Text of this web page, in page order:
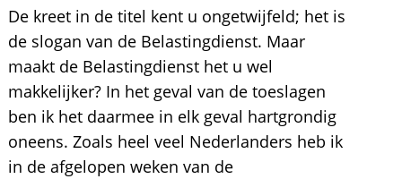
De kreet in de titel kent u ongetwijfeld; het is
de slogan van de Belastingdienst. Maar
maakt de Belastingdienst het u wel
makkelijker? In het geval van de toeslagen
ben ik het daarmee in elk geval hartgrondig
oneens. Zoals heel veel Nederlanders heb ik
in de afgelopen weken van de